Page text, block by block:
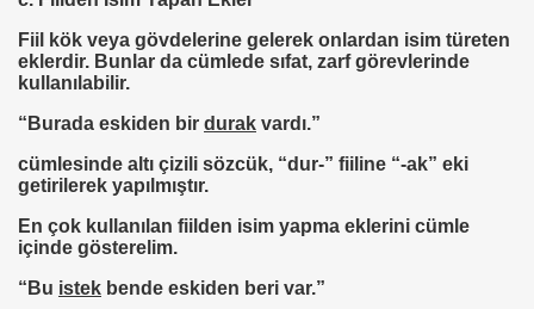
Fiil kök veya gövdelerine gelerek onlardan isim türeten
eklerdir. Bunlar da cümlede sıfat, zarf görevlerinde
kullanılabilir.
“Burada eskiden bir durak vardı.”
cümlesinde altı çizili sözcük, “dur-” fiiline “-ak” eki
getirilerek yapılmıştır.
En çok kullanılan fiilden isim yapma eklerini cümle
içinde gösterelim.
“Bu istek bende eskiden beri var.”